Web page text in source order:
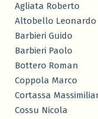
Agliata Roberto
Altobello Leonardo
Barbieri Guido
Barbieri Paolo
Bottero Roman
Coppola Marco
Cortassa
Cossu Nicola